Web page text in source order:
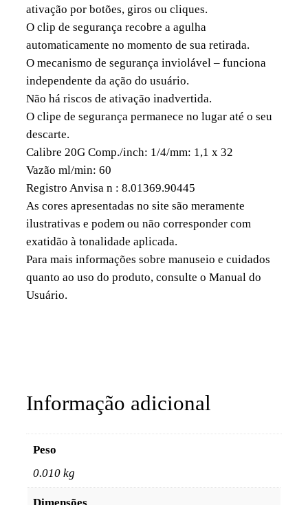
ativação por botões, giros ou cliques.
O clip de segurança recobre a agulha
automaticamente no momento de sua retirada.
O mecanismo de segurança inviolável – funciona
independente da ação do usuário.
Não há riscos de ativação inadvertida.
O clipe de segurança permanece no lugar até o seu
descarte.
Calibre 20G Comp./inch: 1/4/mm: 1,1 x 32
Vazão ml/min: 60
Registro Anvisa n : 8.01369.90445
As cores apresentadas no site são meramente
ilustrativas e podem ou não corresponder com
exatidão à tonalidade aplicada.
Para mais informações sobre manuseio e cuidados
quanto ao uso do produto, consulte o Manual do
Usuário.
Informação adicional
Peso
0.010 kg
Dimensões